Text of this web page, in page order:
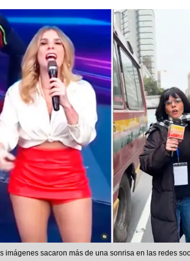
imágenes sacaron más de una sonrisa en las redes